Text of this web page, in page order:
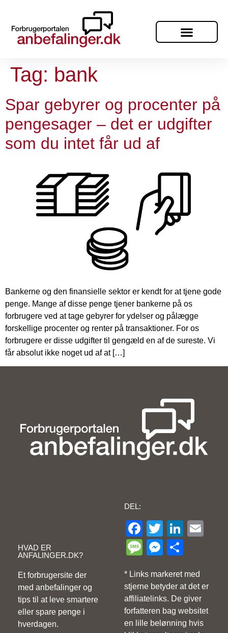
Tag: bank
Spar gebyrer og procenter på
pengesager – det er udgifter
som du intet får ud af
Bankerne og den finansielle sektor er kendt for at tjene gode
penge. Mange af disse penge tjener bankerne på os
forbrugere ved at tage gebyrer for ydelser og pålægge
forskellige procenter og renter på transaktioner. For os
forbrugere er disse udgifter til gengæld en af de sureste. Vi
får absolut ikke noget ud af at […]
HVAD ER
ANFALINGER.DK?
Et forbrugersite der
med anbefalinger og
tips til at leve smartere
eller spare penge i
hverdagen.
DEL:
Facebook
Twitter
Message
* Links markeret med
stjerne betyder at det er
affiliatelinks. De giver
forfatteren bag websitet
en lille belønning hvis